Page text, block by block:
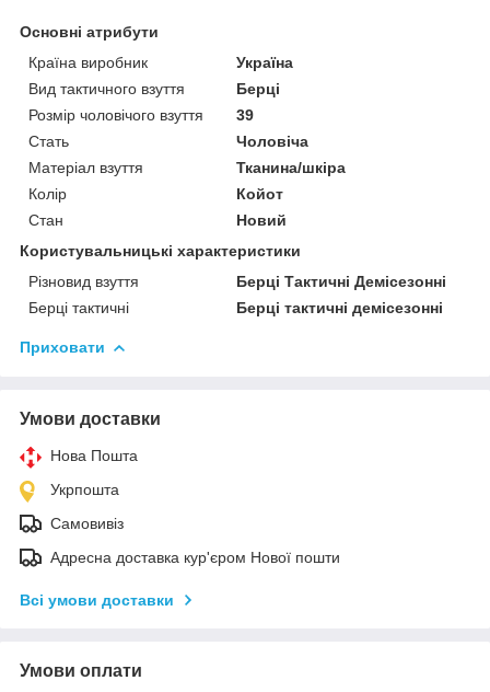
Основні атрибути
Країна виробник
Україна
Вид тактичного взуття
Берці
Розмір чоловічого взуття
39
Стать
Чоловіча
Матеріал взуття
Тканина/шкіра
Колір
Койот
Стан
Новий
Користувальницькі характеристики
Різновид взуття
Берці Тактичні Демісезонні
Берці тактичні
Берці тактичні демісезонні
Приховати
Умови доставки
Нова Пошта
Укрпошта
Самовивіз
Адресна доставка кур'єром Нової пошти
Всі умови доставки
Умови оплати